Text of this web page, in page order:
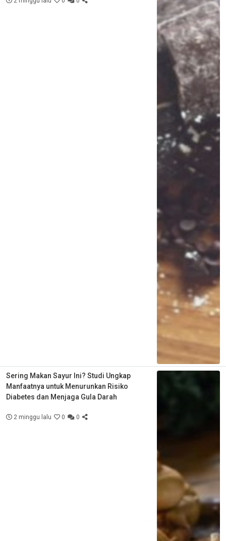
Sering Makan Sayur Ini? Studi Ungkap
Manfaatnya untuk Menurunkan Risiko
Diabetes dan Menjaga Gula Darah
2 minggu lalu 0 0